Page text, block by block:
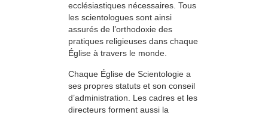
ecclésiastiques nécessaires. Tous
les scientologues sont ainsi
assurés de l’orthodoxie des
pratiques religieuses dans chaque
Église à travers le monde.
Chaque Église de Scientologie a
ses propres statuts et son conseil
d’administration. Les cadres et les
directeurs forment aussi la